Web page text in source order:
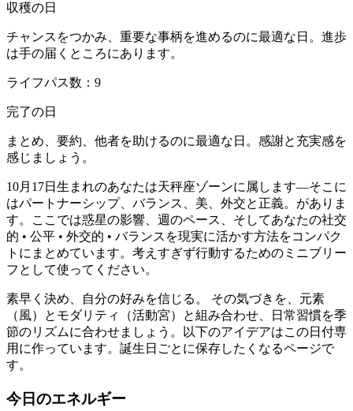
収穫の日
チャンスをつかみ、重要な事柄を進めるのに最適な日。進歩
は手の届くところにあります。
ライフパス数：9
完了の日
まとめ、要約、他者を助けるのに最適な日。感謝と充実感を
感じましょう。
10月17日生まれのあなたは天秤座ゾーンに属します—そこに
はパートナーシップ、バランス、美、外交と正義。がありま
す。ここでは惑星の影響、週のペース、そしてあなたの社交
的 • 公平 • 外交的 • バランスを現実に活かす方法をコンパク
トにまとめています。考えすぎず行動するためのミニブリー
フとして使ってください。
素早く決め、自分の好みを信じる。 その気づきを、元素
（風）とモダリティ（活動宮）と組み合わせ、日常習慣を季
節のリズムに合わせましょう。以下のアイデアはこの日付専
用に作っています。誕生日ごとに保存したくなるページで
す。
今日のエネルギー